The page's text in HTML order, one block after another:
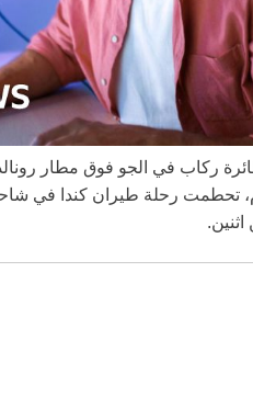
بطائرة ركاب في الجو فوق مطار
مقتل 67 شخصًا. هذا العام، تحطمت رحلة طيران